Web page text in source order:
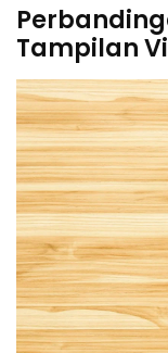
Tampilan